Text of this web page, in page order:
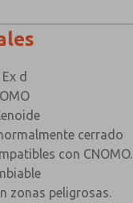
d
cerrado
con CNOMO.
zonas peligrosas.